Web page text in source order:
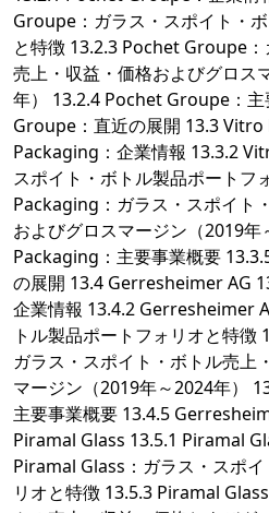
Groupe：ガラス・スポイト・
と特徴 13.2.3 Pochet Groupe
売上・収益・価格およびグロス
年） 13.2.4 Pochet Groupe：
Groupe：直近の展開 13.3
Packaging：企業情報 13.3.2
スポイト・ボトル製品ポートフ
Packaging：ガラス・スポイト
およびグロスマージン（2019
Packaging：主要事業概要
の展開 13.4 Gerresheimer AG
企業情報 13.4.2 Gerresheimer
トル製品ポートフォリオと特徴
ガラス・スポイト・ボトル売上
マージン（2019年～2024年）
主要事業概要 13.4.5
Piramal Glass 13.5.1 Piramal
Piramal Glass：ガラス・スポ
リオと特徴 13.5.3 Piramal